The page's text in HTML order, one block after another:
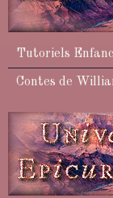
Tutoriels
Contes de